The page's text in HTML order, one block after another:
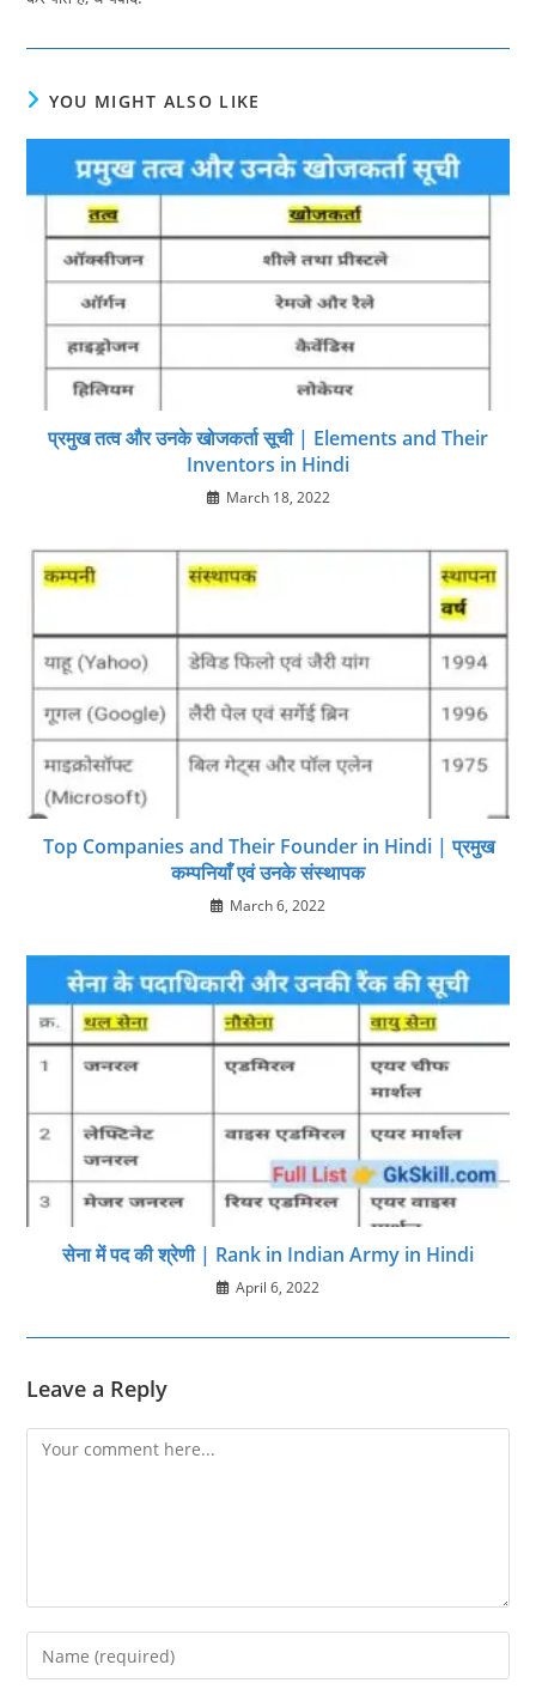
YOU MIGHT ALSO LIKE
प्रमुख तत्व और उनके खोजकर्ता सूची | Elements and Their
Inventors in Hindi
March 18, 2022
Top Companies and Their Founder in Hindi | प्रमुख
कम्‍पनियाँ एवं उनके संस्‍थापक
March 6, 2022
सेना में पद की श्रेणी | Rank in Indian Army in Hindi
April 6, 2022
Leave a Reply
Comment
Enter
your